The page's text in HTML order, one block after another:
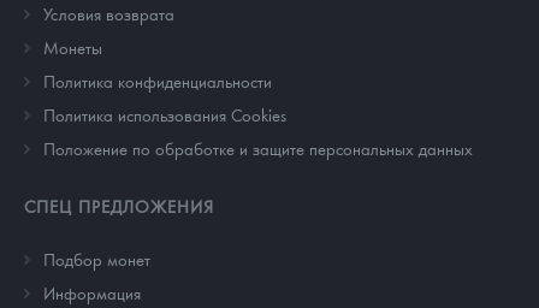
Условия возврата
Монеты
Политика конфиденциальности
Политика использования Cookies
Положение по обработке и защите персональных данных
СПЕЦ ПРЕДЛОЖЕНИЯ
Подбор монет
Информация